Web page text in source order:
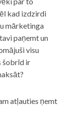
kad izdzirdi
mārketinga
paņemt un
visu
šobrīd ir
atļauties ņemt